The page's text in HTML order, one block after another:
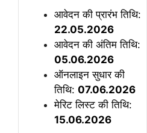
आवेदन की प्रारंभ तिथि:
22.05.2026
आवेदन की अंतिम तिथि:
05.06.2026
ऑनलाइन सुधार की
तिथि: 07.06.2026
मेरिट लिस्ट की तिथि:
15.06.2026